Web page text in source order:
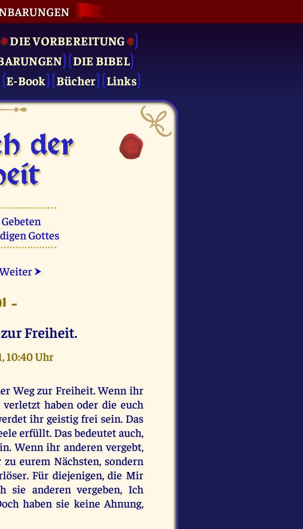
DIE VOR­BEREITUNG
DIE BIBEL
E-Book Bücher Links
der
Gottes
⮞
-
Freiheit.
10:40 Uhr
Weg zur Freiheit. Wenn ihr
haben oder die euch
ihr geistig frei sein. Das
erfüllt. Das bedeutet auch,
Wenn ihr anderen vergebt,
eurem Nächsten, sondern
Für diejenigen, die Mir
sie anderen vergeben, Ich
haben sie keine Ahnung,